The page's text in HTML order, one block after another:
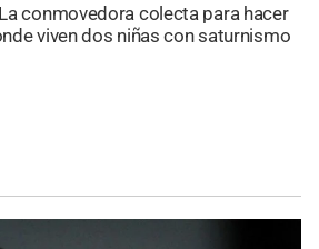
La conmovedora colecta para hacer
viven dos niñas con saturnismo